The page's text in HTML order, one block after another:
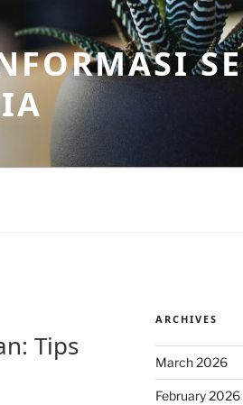
Tips
ARCHIVES
March 2026
February 2026